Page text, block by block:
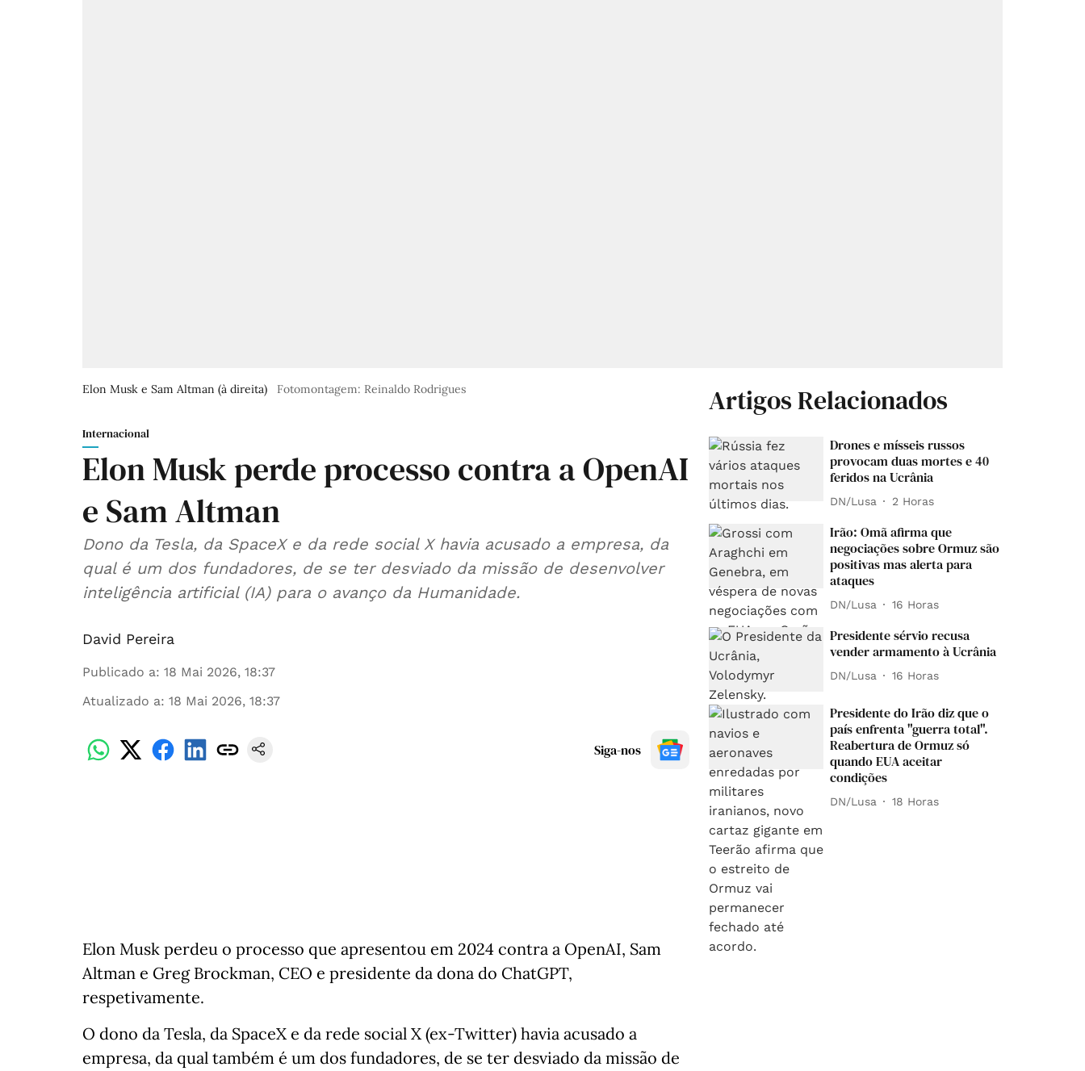
Elon Musk e Sam Altman (à direita) Fotomontagem: Reinaldo Rodrigues
Internacional
Elon Musk perde processo contra a OpenAI
e Sam Altman
Dono da Tesla, da SpaceX e da rede social X havia acusado a empresa, da
qual é um dos fundadores, de se ter desviado da missão de desenvolver
inteligência artificial (IA) para o avanço da Humanidade.
David Pereira
Publicado a: 18 Mai 2026, 18:37
Atualizado a: 18 Mai 2026, 18:37
Siga-nos
Elon Musk perdeu o processo que apresentou em 2024 contra a OpenAI, Sam
Altman e Greg Brockman, CEO e presidente da dona do ChatGPT,
respetivamente.
O dono da Tesla, da SpaceX e da rede social X (ex-Twitter) havia acusado a
empresa, da qual também é um dos fundadores, de se ter desviado da missão de
Artigos Relacionados
Drones e mísseis russos
provocam duas mortes e 40
feridos na Ucrânia
DN/Lusa 2 Horas
Irão: Omã afirma que
negociações sobre Ormuz são
positivas mas alerta para
ataques
DN/Lusa 16 Horas
Presidente sérvio recusa
vender armamento à Ucrânia
DN/Lusa 16 Horas
Presidente do Irão diz que o
país enfrenta "guerra total".
Reabertura de Ormuz só
quando EUA aceitar
condições
DN/Lusa 18 Horas